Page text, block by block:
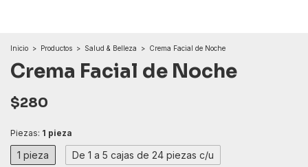
Inicio > Productos > Salud & Belleza > Crema Facial de Noche
Crema Facial de Noche
$280
Piezas: 1 pieza
1 pieza De 1 a 5 cajas de 24 piezas c/u